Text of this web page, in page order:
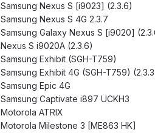
Samsung Nexus S [i9023] (2.3.6)
Samsung Nexus S 4G 2.3.7
Samsung Galaxy Nexus S [i9020]
Nexus S i9020A (2.3.6)
Samsung Exhibit (SGH-T759)
Samsung Exhibit 4G (SGH-T759)
Samsung Epic 4G
Samsung Captivate i897 UCKH3
Motorola ATRIX
Motorola Milestone 3 [ME863 HK]